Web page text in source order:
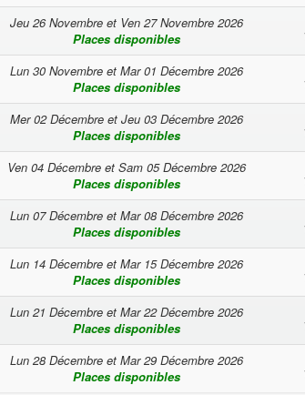
Jeu 26 Novembreet Ven 27 Novembre 2026
Places disponibles
Lun 30 Novembreet Mar 01 Décembre 2026
Places disponibles
Mer 02 Décembreet Jeu 03 Décembre 2026
Places disponibles
Ven 04 Décembreet Sam 05 Décembre 2026
Places disponibles
Lun 07 Décembreet Mar 08 Décembre 2026
Places disponibles
Lun 14 Décembreet Mar 15 Décembre 2026
Places disponibles
Lun 21 Décembreet Mar 22 Décembre 2026
Places disponibles
Lun 28 Décembreet Mar 29 Décembre 2026
Places disponibles